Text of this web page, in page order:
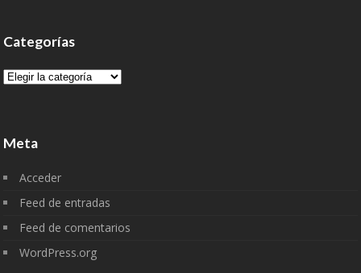
Categorías
Categorías
Meta
Acceder
Feed de entradas
Feed de comentarios
WordPress.org